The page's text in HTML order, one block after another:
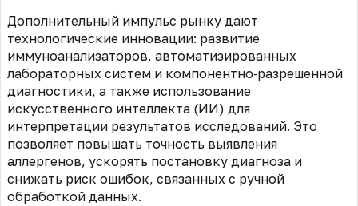
Дополнительный импульс рынку дают
технологические инновации: развитие
иммуноанализаторов, автоматизированных
лабораторных систем и компонентно‑разрешенной
диагностики, а также использование
искусственного интеллекта (ИИ) для
интерпретации результатов исследований. Это
позволяет повышать точность выявления
аллергенов, ускорять постановку диагноза и
снижать риск ошибок, связанных с ручной
обработкой данных.